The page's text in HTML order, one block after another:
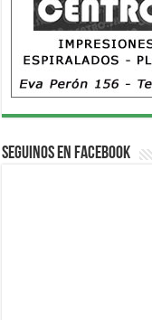
Seguinos en Facebook